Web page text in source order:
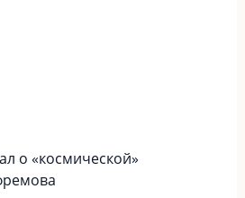
о «космической»